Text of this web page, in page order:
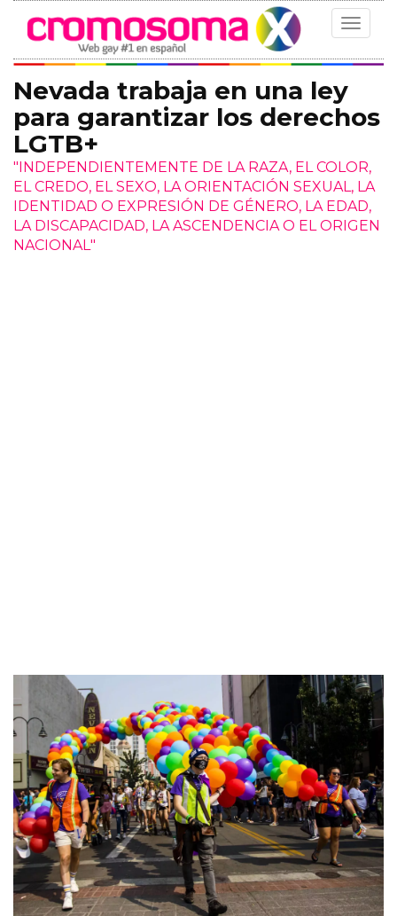
Toggle
Nevada trabaja en una ley
para garantizar los derechos
LGTB+
"INDEPENDIENTEMENTE DE LA RAZA, EL COLOR,
EL CREDO, EL SEXO, LA ORIENTACIÓN SEXUAL, LA
IDENTIDAD O EXPRESIÓN DE GÉNERO, LA EDAD,
LA DISCAPACIDAD, LA ASCENDENCIA O EL ORIGEN
NACIONAL"